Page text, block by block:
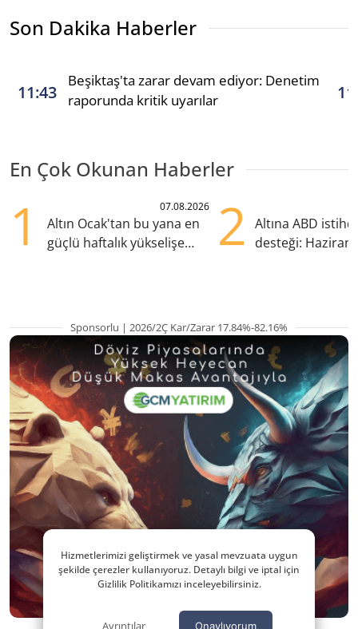
Son Dakika Haberler
11:43
Beşiktaş'ta zarar devam ediyor: Denetim
raporunda kritik uyarılar
En Çok Okunan Haberler
1 07.08.2026
Altın Ocak'tan bu yana en
güçlü haftalık yükselişe
2
Altına ABD
desteği:
Sponsorlu | 2026/2Ç Kar/Zarar 17.84%-82.16%
Hizmetlerimizi geliştirmek ve yasal mevzuata uygun
şekilde çerezler kullanıyoruz. Detaylı bilgi ve iptal için
Gizlilik Politikamızı inceleyebilirsiniz.
Ayrıntılar Onaylıyorum